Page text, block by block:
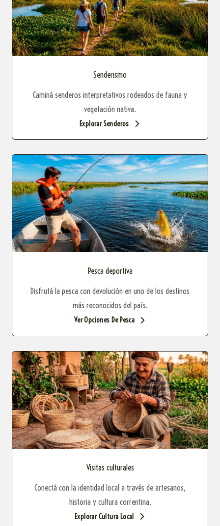
Senderismo
Caminá senderos interpretativos rodeados de fauna y
vegetación nativa.
Explorar Senderos
Pesca deportiva
Disfrutá la pesca con devolución en uno de los destinos
más reconocidos del país.
Ver Opciones De Pesca
Visitas culturales
Conectá con la identidad local a través de artesanos,
historia y cultura correntina.
Explorar Cultura Local